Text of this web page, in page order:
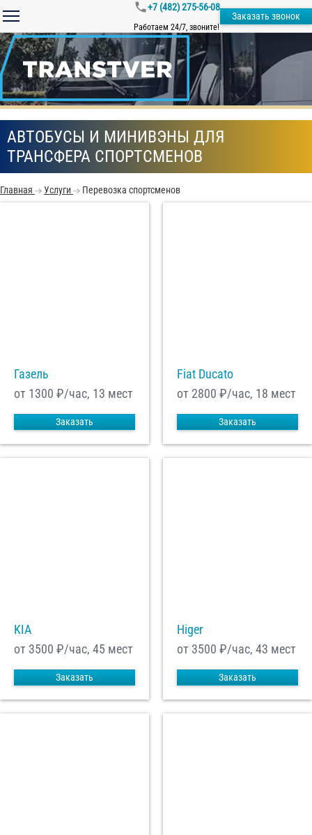
+7 (482) 275-56-08
Работаем 24/7, звоните!
Заказать звонок
АВТОБУСЫ И МИНИВЭНЫ ДЛЯ
ТРАНСФЕРА СПОРТСМЕНОВ
Главная Услуги Перевозка спортсменов
Газель
от 1300 ₽/час, 13 мест
Заказать
Fiat Ducato
от 2800 ₽/час, 18 мест
Заказать
KIA
от 3500 ₽/час, 45 мест
Заказать
Higer
от 3500 ₽/час, 43 мест
Заказать
обработку моих Персональных данных